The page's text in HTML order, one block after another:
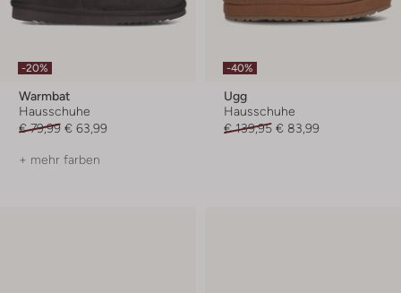
-20%
Warmbat
Hausschuhe
€ 79,99 € 63,99
+ mehr farben
-40%
Ugg
Hausschuhe
€ 139,95 € 83,99